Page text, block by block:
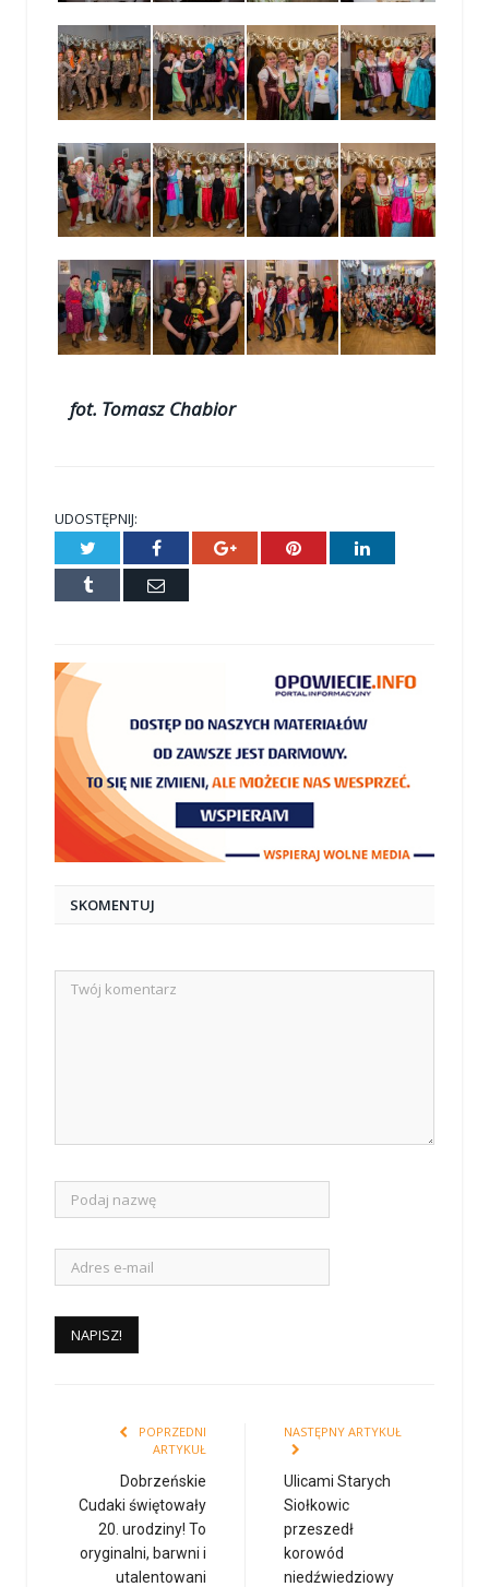
fot. Tomasz Chabior
UDOSTĘPNIJ:
Twitter Facebook Google+ Pinterest LinkedIn
Tumblr
E-
SKOMENTUJ
POPRZEDNI
ARTYKUŁ
Dobrzeńskie
Cudaki świętowały
20. urodziny! To
oryginalni, barwni i
utalentowani
NASTĘPNY ARTYKUŁ
Ulicami Starych
Siołkowic
przeszedł
korowód
niedźwiedziowy